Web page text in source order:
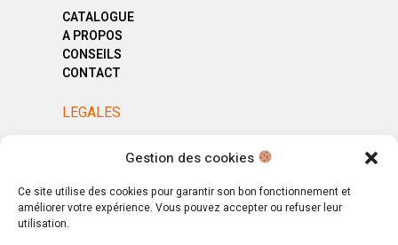
Gestion des cookies
Ce site utilise des cookies pour garantir son bon fonctionnement et
améliorer votre expérience. Vous pouvez accepter ou refuser leur
utilisation.
CATALOGUE
A PROPOS
CONSEILS
CONTACT
LEGALES
MENTIONS LÉGALES
CGV